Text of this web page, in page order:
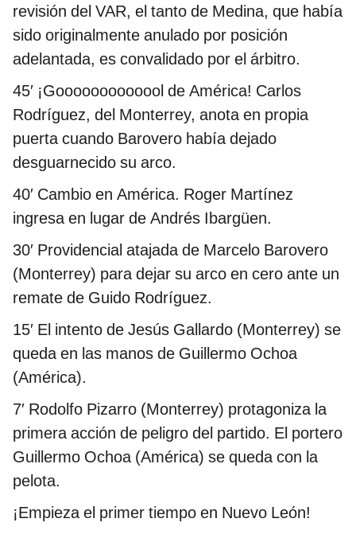
revisión del VAR, el tanto de Medina, que había
sido originalmente anulado por posición
adelantada, es convalidado por el árbitro.
45′ ¡Gooooooooooool de América! Carlos
Rodríguez, del Monterrey, anota en propia
puerta cuando Barovero había dejado
desguarnecido su arco.
40′ Cambio en América. Roger Martínez
ingresa en lugar de Andrés Ibargüen.
30′ Providencial atajada de Marcelo Barovero
(Monterrey) para dejar su arco en cero ante un
remate de Guido Rodríguez.
15′ El intento de Jesús Gallardo (Monterrey) se
queda en las manos de Guillermo Ochoa
(América).
7′ Rodolfo Pizarro (Monterrey) protagoniza la
primera acción de peligro del partido. El portero
Guillermo Ochoa (América) se queda con la
pelota.
¡Empieza el primer tiempo en Nuevo León!